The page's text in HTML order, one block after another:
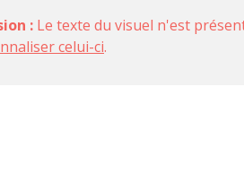
: Le texte du visuel n'est
celui-ci.